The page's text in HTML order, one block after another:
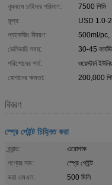
ন্যূনতম চাহিদার পরিমাণ:
7500 পিসি
মূল্য:
USD 1.0-
প্যাকেজিং বিবরণ:
500ml/pc,
ডেলিভারি সময়:
30-45
পরিশোধের শর্ত:
ওয়েস্টার্ন
যোগানের ক্ষমতা:
200,000
বিবরণ
স্প্রে পেইন্ট চিহ্নিত করা
ব্র্যান্ড:
এরোপাক
পণ্যের নাম:
স্প্রে পেইন্ট
ভরা এমএল:
500 মিলি